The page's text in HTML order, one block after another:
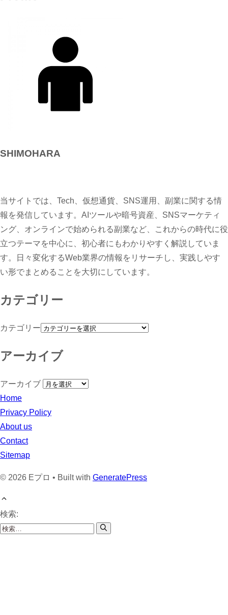
SHIMOHARA
当サイトでは、Tech、仮想通貨、SNS運用、副業に関する情
報を発信しています。AIツールや暗号資産、SNSマーケティ
ング、オンラインで始められる副業など、これからの時代に役
立つテーマを中心に、初心者にもわかりやすく解説していま
す。日々変化するWeb業界の情報をリサーチし、実践しやす
い形でまとめることを大切にしています。
カテゴリー
カテゴリー
アーカイブ
アーカイブ
Home
Privacy Policy
About us
Contact
Sitemap
© 2026 Eプロ • Built with GeneratePress
検索: